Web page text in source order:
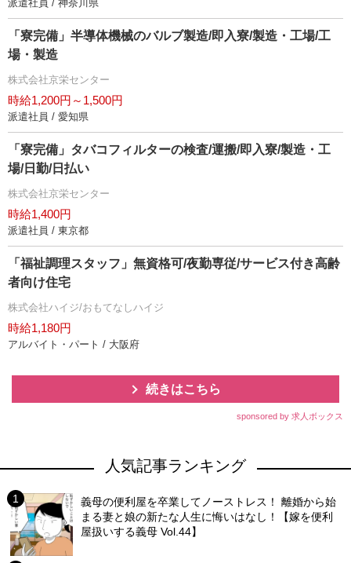
派遣社員 / 神奈川県
「寮完備」半導体機械のバルブ製造/即入寮/製造・工場/工
場・製造
株式会社京栄センター
時給1,200円～1,500円
派遣社員 / 愛知県
「寮完備」タバコフィルターの検査/運搬/即入寮/製造・工
場/日勤/日払い
株式会社京栄センター
時給1,400円
派遣社員 / 東京都
「福祉調理スタッフ」無資格可/夜勤専従/サービス付き高齢
者向け住宅
株式会社ハイジ/おもてなしハイジ
時給1,180円
アルバイト・パート / 大阪府
続きはこちら
sponsored by 求人ボックス
人気記事ランキング
義母の便利屋を卒業してノーストレス！ 離婚から始
まる妻と娘の新たな人生に悔いはなし！【嫁を便利
屋扱いする義母 Vol.44】